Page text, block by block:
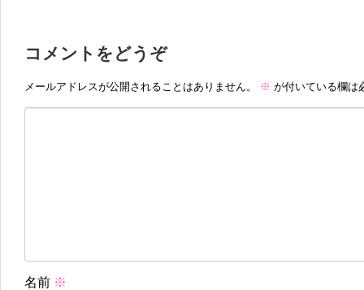
コメントをどうぞ
メールアドレスが公開されることはありません。 ※ が付いている欄は
名前 ※